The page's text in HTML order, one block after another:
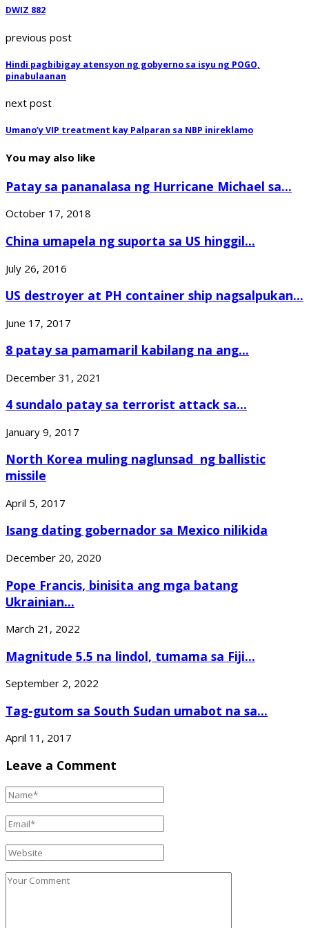
DWIZ 882
previous post
Hindi pagbibigay atensyon ng gobyerno sa isyu ng POGO,
pinabulaanan
next post
Umano’y VIP treatment kay Palparan sa NBP inireklamo
You may also like
Patay sa pananalasa ng Hurricane Michael sa...
October 17, 2018
China umapela ng suporta sa US hinggil...
July 26, 2016
US destroyer at PH container ship nagsalpukan...
June 17, 2017
8 patay sa pamamaril kabilang na ang...
December 31, 2021
4 sundalo patay sa terrorist attack sa...
January 9, 2017
North Korea muling naglunsad ng ballistic
missile
April 5, 2017
Isang dating gobernador sa Mexico nilikida
December 20, 2020
Pope Francis, binisita ang mga batang
Ukrainian...
March 21, 2022
Magnitude 5.5 na lindol, tumama sa Fiji...
September 2, 2022
Tag-gutom sa South Sudan umabot na sa...
April 11, 2017
Leave a Comment